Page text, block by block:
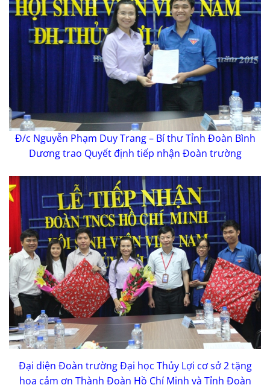
Đ/c Nguyễn Phạm Duy Trang – Bí thư Tỉnh Đoàn Bình
Dương trao Quyết định tiếp nhận Đoàn trường
Đại diện Đoàn trường Đại học Thủy Lợi cơ sở 2 tặng
hoa cảm ơn Thành Đoàn Hồ Chí Minh và Tỉnh Đoàn